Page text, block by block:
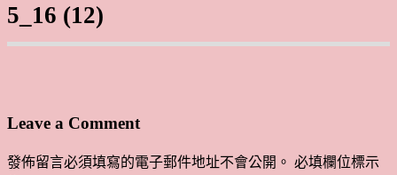
5_16 (12)
Leave a Comment
發佈留言必須填寫的電子郵件地址不會公開。 必填欄位標示